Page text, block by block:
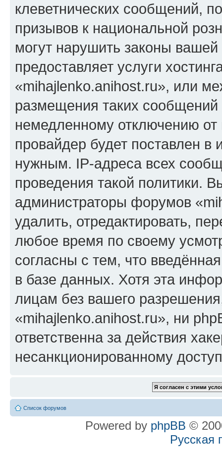
клеветнических сообщений,
призывов к национальной
могут нарушить законы
предоставляет услуги
«mihajlenko.anihost.ru», или
размещения таких
немедленному отключению
провайдер будет поставлен в
нужным. IP-адреса всех
проведения такой политики.
администраторы форумов
удалить, отредактировать,
любое время по своему
согласны с тем, что
в базе данных. Хотя эта
лицам без вашего
«mihajlenko.anihost.ru», ни
ответственна за действия
несанкционированному
Список форумов
Powered by phpBB ©
Русская